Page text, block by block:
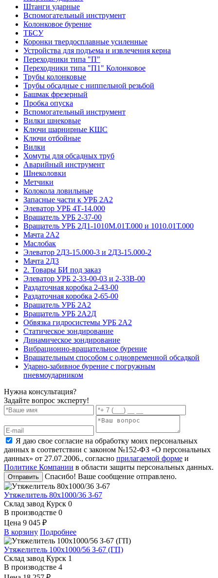
Штанги ударные
Вспомогательный инструмент
Колонковое бурение
ТБСУ
Коронки твердосплавные усиленные
Устройства для подъема и извлечения керна
Переходники типа "П"
Переходники типа "П1" Колонковое
Трубы колонковые
Трубы обсадные с ниппельной резьбой
Башмак фрезерный
Пробка опуска
Вспомогательный инструмент
Вилки шнековые
Ключи шарнирные КШС
Ключи отбойные
Вилки
Хомуты для обсадных труб
Аварийный инструмент
Шнеколовки
Метчики
Колокола ловильные
Запасные части к УРБ 2А2
Элеватор УРБ 4Т-14.000
Вращатель УРБ 2-37-00
Вращатель УРБ 2Д1-1010М.01Т.000 и 1010.01Т.000
Мачта 2А2
Маслобак
Элеватор 2Д3-15.000-3 и 2Д3-15.000-2
Мачта 2Д3
2. Товары БИ под заказ
Элеватор УРБ 2-33-00-03 и 2-33В-00
Раздаточная коробка 2-43-00
Раздаточная коробка 2-65-00
Вращатель УРБ 2А2
Вращатель УРБ 2А2Д
Обвязка гидросистемы УРБ 2А2
Статическое зондирование
Динамическое зондирование
Вибрационно-вращательное бурение
Вращательным способом с одновременной обсадкой
Ударно-забивное бурение с погружным
пневмоударником
Нужна консультация?
Задайте вопрос эксперту!
Я даю свое согласие на обработку моих персональных
данных в соответствии с законом №152-ФЗ «О персональных
данных» от 27.07.2006., согласно прилагаемой форме и
Политике Компании в области защиты персональных данных.
Отправить Спасибо! Ваше сообщение отправлено.
Утяжелитель 80х1000/36 З-67
Склад завод Курск 0
В производстве 0
Цена 9 045 ₽
В корзину Подробнее
Утяжелитель 100х1000/56 З-67 (ГП)
Склад завод Курск 1
В производстве 4